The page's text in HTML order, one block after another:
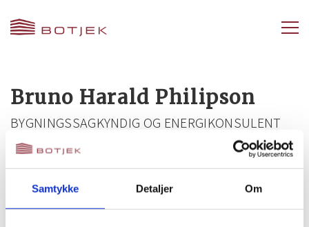
Samtykke Detaljer Om
Bruno Harald Philipson
BYGNINGSSAGKYNDIG OG ENERGIKONSULENT
6400@botjek.dk
Download vCard